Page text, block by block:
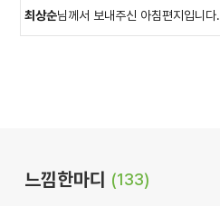
최상순님께서 보내주신 아침편지입니다.
느낌한마디 (133)